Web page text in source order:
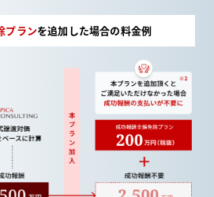
プランを追加した場合の料金例